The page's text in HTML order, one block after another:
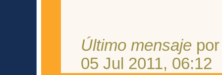
Último mensaje
05 Jul 2011, 06:12